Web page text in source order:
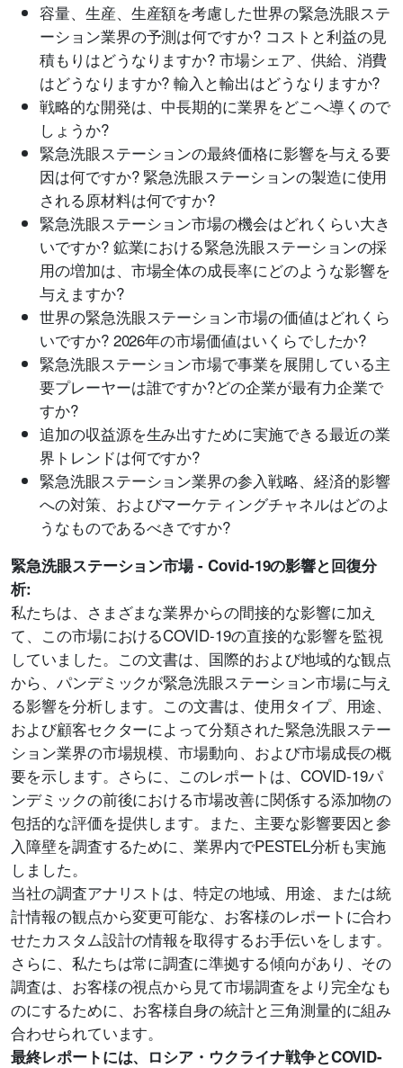
容量、生産、生産額を考慮した世界の緊急洗眼ステ
ーション業界の予測は何ですか? コストと利益の見
積もりはどうなりますか? 市場シェア、供給、消費
はどうなりますか? 輸入と輸出はどうなりますか?
戦略的な開発は、中長期的に業界をどこへ導くので
しょうか?
緊急洗眼ステーションの最終価格に影響を与える要
因は何ですか? 緊急洗眼ステーションの製造に使用
される原材料は何ですか?
緊急洗眼ステーション市場の機会はどれくらい大き
いですか? 鉱業における緊急洗眼ステーションの採
用の増加は、市場全体の成長率にどのような影響を
与えますか?
世界の緊急洗眼ステーション市場の価値はどれくら
いですか? 2026年の市場価値はいくらでしたか?
緊急洗眼ステーション市場で事業を展開している主
要プレーヤーは誰ですか?どの企業が最有力企業で
すか?
追加の収益源を生み出すために実施できる最近の業
界トレンドは何ですか?
緊急洗眼ステーション業界の参入戦略、経済的影響
への対策、およびマーケティングチャネルはどのよ
うなものであるべきですか?
緊急洗眼ステーション市場 - Covid-19の影響と回復分
析:
私たちは、さまざまな業界からの間接的な影響に加え
て、この市場におけるCOVID-19の直接的な影響を監視
していました。この文書は、国際的および地域的な観点
から、パンデミックが緊急洗眼ステーション市場に与え
る影響を分析します。この文書は、使用タイプ、用途、
および顧客セクターによって分類された緊急洗眼ステー
ション業界の市場規模、市場動向、および市場成長の概
要を示します。さらに、このレポートは、COVID-19パ
ンデミックの前後における市場改善に関係する添加物の
包括的な評価を提供します。また、主要な影響要因と参
入障壁を調査するために、業界内でPESTEL分析も実施
しました。
当社の調査アナリストは、特定の地域、用途、または統
計情報の観点から変更可能な、お客様のレポートに合わ
せたカスタム設計の情報を取得するお手伝いをします。
さらに、私たちは常に調査に準拠する傾向があり、その
調査は、お客様の視点から見て市場調査をより完全なも
のにするために、お客様自身の統計と三角測量的に組み
合わせられています。
最終レポートには、ロシア・ウクライナ戦争とCOVID-